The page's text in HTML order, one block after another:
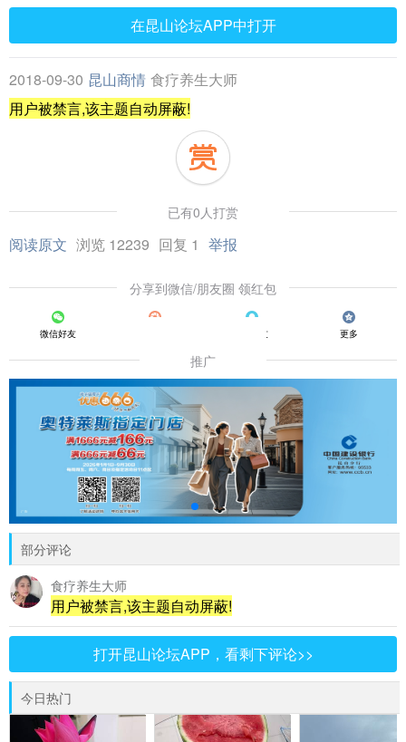
在昆山论坛APP中打开
2018-09-30 昆山商情 食疗养生大师
用户被禁言,该主题自动屏蔽!
已有0人打赏
阅读原文 浏览 12239 回复 1 举报
分享到微信/朋友圈 领红包
微信好友 QQ好友 更多
推广
部分评论
食疗养生大师
用户被禁言,该主题自动屏蔽!
打开昆山论坛APP，看剩下评论>>
今日热门